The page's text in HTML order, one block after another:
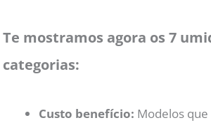
Te mostramos agora os 7
categorias:
Custo benefício: Modelos